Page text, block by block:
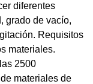
diferentes
grado de vacío,
Requisitos
materiales.
2500
materiales de